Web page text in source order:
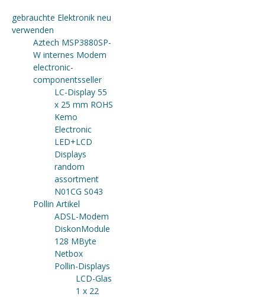
gebrauchte Elektronik neu
verwenden
Aztech MSP3880SP-
W internes Modem
electronic-
componentsseller
LC-Display 55
x 25 mm ROHS
Kemo
Electronic
LED+LCD
Displays
random
assortment
N01CG S043
Pollin Artikel
ADSL-Modem
DiskonModule
128 MByte
Netbox
Pollin-Displays
LCD-Glas
1 x 22